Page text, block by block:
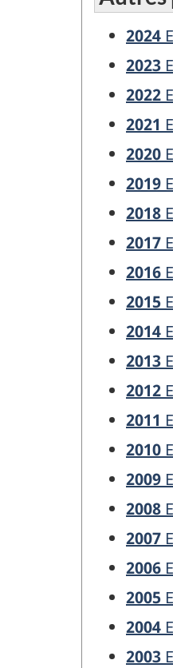
2024
2023
2022
2021
2020
2019
2018
2017
2016
2015
2014
2013
2012
2011
2010
2009
2008
2007
2006
2005
2004
2003